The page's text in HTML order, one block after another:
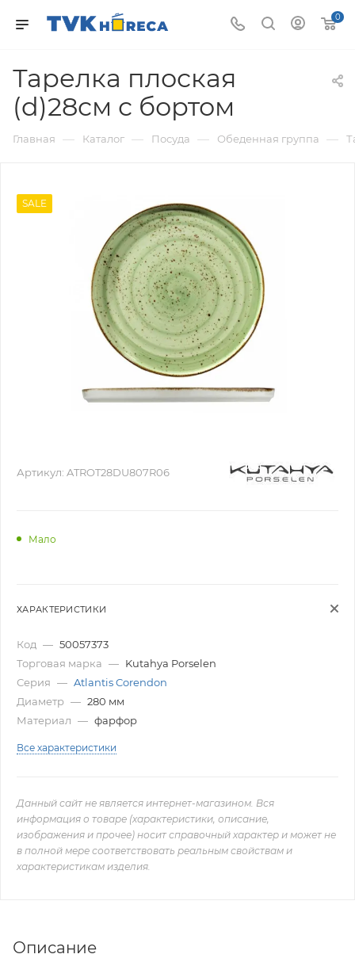
0
Тарелка плоская
(d)28см с бортом
Главная — Каталог — Посуда — Обеденная группа —
SALE
Артикул: ATROT28DU807R06
Мало
ХАРАКТЕРИСТИКИ
Код — 50057373
Торговая марка — Kutahya Porselen
Серия — Atlantis Corendon
Диаметр — 280 мм
Материал — фарфор
Все характеристики
Данный сайт не является интернет-магазином. Вся
информация о товаре (характеристики, описание,
изображения и прочее) носит справочный характер и может не
в полной мере соответствовать реальным свойствам и
характеристикам изделия.
Описание